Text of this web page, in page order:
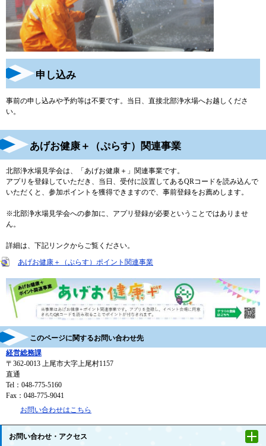
申し込み
事前の申し込みや予約等は不要です。当日、直接北部浄水場へお越しくださ
い。
あげお健康＋（ぷらす）関連事業
北部浄水場見学会は、「あげお健康＋」関連事業です。
アプリを登録していただき、当日、受付に設置してあるQRコードを読み込んで
いただくと、参加ポイントを獲得できますので、事前登録をお薦めします。
※北部浄水場見学会への参加に、アプリ登録が必要ということではありませ
ん。
詳細は、下記リンクからご覧ください。
あげお健康＋（ぷらす）ポイント関連事業
このページに関するお問い合わせ先
経営総務課
〒362-0013 上尾市大字上尾村1157
直通
Tel：048-775-5160
Fax：048-775-9041
お問い合わせはこちら
お問い合わせ・アクセス